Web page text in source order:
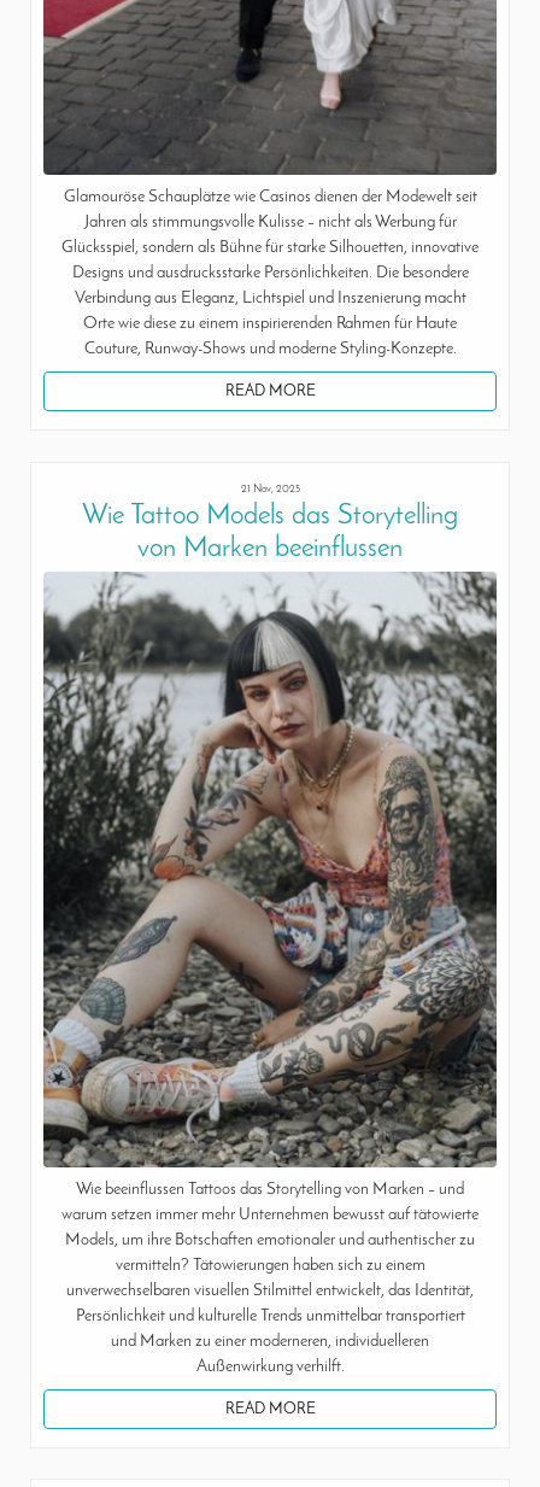
Glamouröse Schauplätze wie Casinos dienen der Modewelt seit
Jahren als stimmungsvolle Kulisse – nicht als Werbung für
Glücksspiel, sondern als Bühne für starke Silhouetten, innovative
Designs und ausdrucksstarke Persönlichkeiten. Die besondere
Verbindung aus Eleganz, Lichtspiel und Inszenierung macht
Orte wie diese zu einem inspirierenden Rahmen für Haute
Couture, Runway-Shows und moderne Styling-Konzepte.
READ MORE
21 Nov, 2025
Wie Tattoo Models das Storytelling
von Marken beeinflussen
Wie beeinflussen Tattoos das Storytelling von Marken – und
warum setzen immer mehr Unternehmen bewusst auf tätowierte
Models, um ihre Botschaften emotionaler und authentischer zu
vermitteln? Tätowierungen haben sich zu einem
unverwechselbaren visuellen Stilmittel entwickelt, das Identität,
Persönlichkeit und kulturelle Trends unmittelbar transportiert
und Marken zu einer moderneren, individuelleren
Außenwirkung verhilft.
READ MORE